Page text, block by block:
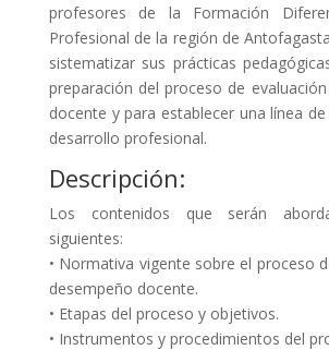
profesores de la Formación
Profesional de la región de
sistematizar sus prácticas
preparación del proceso de
docente y para establecer una línea
desarrollo profesional.
Descripción:
Los contenidos que serán
siguientes:
• Normativa vigente sobre el proceso
desempeño docente.
• Etapas del proceso y objetivos.
• Instrumentos y procedimientos del